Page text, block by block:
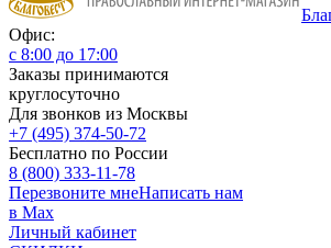
Офис:
с 8:00 до 17:00
Заказы принимаются
круглосуточно
Для звонков из Москвы
+7 (495) 374-50-72
Бесплатно по России
8 (800) 333-11-78
Перезвоните мнеНаписать нам
в Max
Личный кабинет